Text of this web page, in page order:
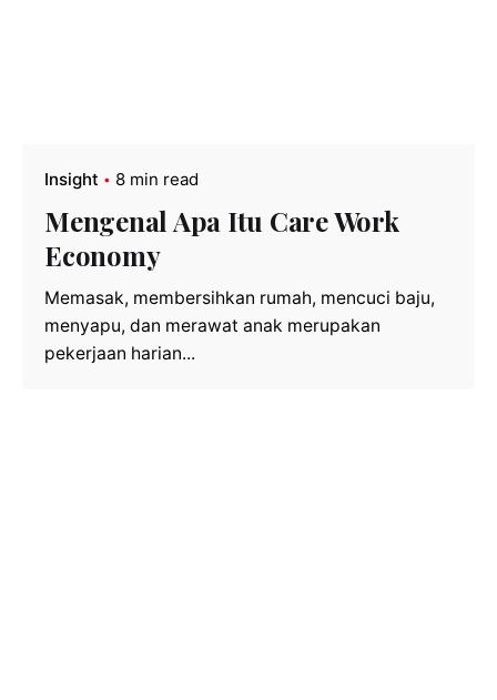
Insight 8 min read
Mengenal Apa Itu Care Work
Economy
Memasak, membersihkan rumah, mencuci baju,
menyapu, dan merawat anak merupakan
pekerjaan harian...